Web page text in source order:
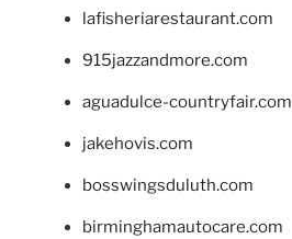
lafisheriarestaurant.com
915jazzandmore.com
aguadulce-countryfair.com
jakehovis.com
bosswingsduluth.com
birminghamautocare.com